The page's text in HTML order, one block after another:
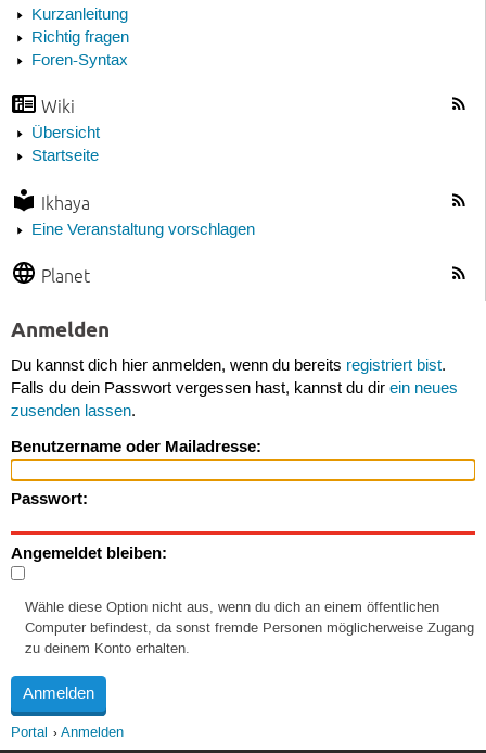
Kurzanleitung
Richtig fragen
Foren-Syntax
Wiki
Übersicht
Startseite
Ikhaya
Eine Veranstaltung vorschlagen
Planet
Anmelden
Du kannst dich hier anmelden, wenn du bereits registriert bist.
Falls du dein Passwort vergessen hast, kannst du dir ein neues
zusenden lassen.
Benutzername oder Mailadresse:
Passwort:
Angemeldet bleiben:
Wähle diese Option nicht aus, wenn du dich an einem öffentlichen
Computer befindest, da sonst fremde Personen möglicherweise Zugang
zu deinem Konto erhalten.
Portal Anmelden